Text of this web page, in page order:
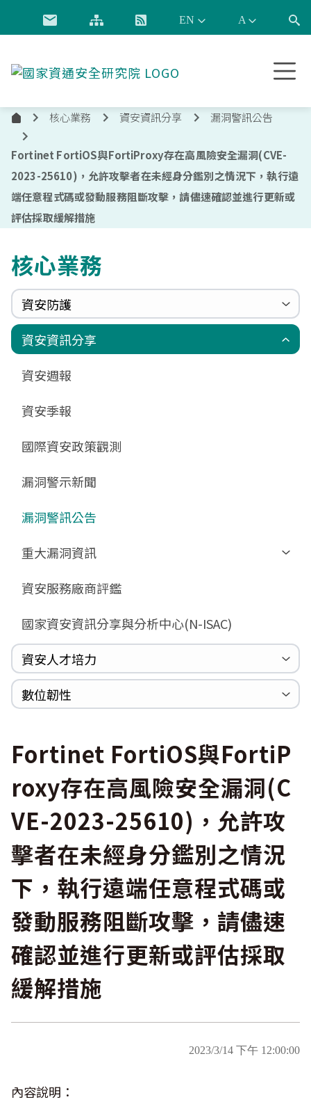
跳到主要內容
通
全
研
究
院
首
核心業務 資安資訊分享 漏洞警訊公告
Fortinet FortiOS與FortiProxy存在高風險安全漏洞(CVE-
2023-25610)，允許攻擊者在未經身分鑑別之情況下，執行遠
端任意程式碼或發動服務阻斷攻擊，請儘速確認並進行更新或
評估採取緩解措施
核心業務
資安防護
政府組態基準(GCB)
更新消息
GCB說明文件
GCB部署資源
GCB終止支援
資通安全弱點通報機制(VANS)
申請作業表單
數位影片教材
FAQ
端點偵測及應變機制(EDR)
相關文件與表單
零信任架構(ZTA)
相關文件與表單
驗證進度
國家資安聯防監控中心(N-SOC)
國家資安通報應變中心(N-CERT)
資安資訊分享
資安週報
資安季報
國際資安政策觀測
漏洞警示新聞
漏洞警訊公告
重大漏洞資訊
Zerologon
MSHTML
Log4shell
WannaCrypt
Heartbleed
資安服務廠商評鑑
國家資安資訊分享與分析中心(N-ISAC)
資安人才培力
巡迴研討會
CCOE資安實戰人才培育計畫成果簡介
資安人才培訓服務網
資安系列競賽網站
數位韌性
Fortinet FortiOS與FortiP
roxy存在高風險安全漏洞(C
VE-2023-25610)，允許攻
擊者在未經身分鑑別之情況
下，執行遠端任意程式碼或
發動服務阻斷攻擊，請儘速
確認並進行更新或評估採取
緩解措施
2023/3/14 下午 12:00:00
內容說明：